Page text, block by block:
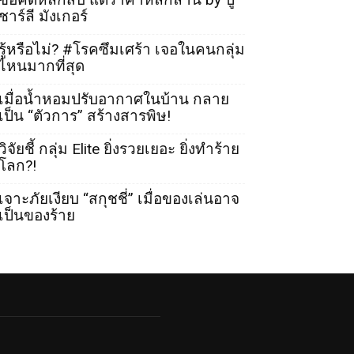
าร์ลี มังเกอร์
หรือไม่? #โรคซึมเศร้า เจอในคนกลุ่ม
หนมากที่สุด
มื่อน้ำหอมปรับอากาศในบ้าน กลาย
ป็น “ตัวการ” สร้างสารพิษ!
จัยชี้ กลุ่ม Elite ยิ่งรวยเยอะ ยิ่งทำร้าย
ลก?!
จาะภัยเงียบ “สกุชชี่” เมื่อของเล่นอาจ
ป็นของร้าย